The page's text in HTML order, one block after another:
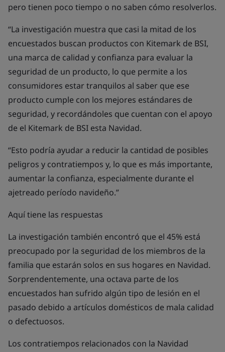
pero tienen poco tiempo o no saben cómo resolverlos.
“La investigación muestra que casi la mitad de los
encuestados buscan productos con Kitemark de BSI,
una marca de calidad y confianza para evaluar la
seguridad de un producto, lo que permite a los
consumidores estar tranquilos al saber que ese
producto cumple con los mejores estándares de
seguridad, y recordándoles que cuentan con el apoyo
de el Kitemark de BSI esta Navidad.
“Esto podría ayudar a reducir la cantidad de posibles
peligros y contratiempos y, lo que es más importante,
aumentar la confianza, especialmente durante el
ajetreado período navideño.”
Aquí tiene las respuestas
La investigación también encontró que el 45% está
preocupado por la seguridad de los miembros de la
familia que estarán solos en sus hogares en Navidad.
Sorprendentemente, una octava parte de los
encuestados han sufrido algún tipo de lesión en el
pasado debido a artículos domésticos de mala calidad
o defectuosos.
Los contratiempos relacionados con la Navidad